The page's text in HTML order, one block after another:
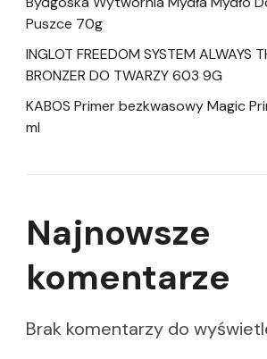
Puszce 70g
INGLOT FREEDOM SYSTEM ALWAYS
BRONZER DO TWARZY 603 9G
KABOS Primer bezkwasowy Magic
ml
Najnowsze
komentarze
Brak komentarzy do